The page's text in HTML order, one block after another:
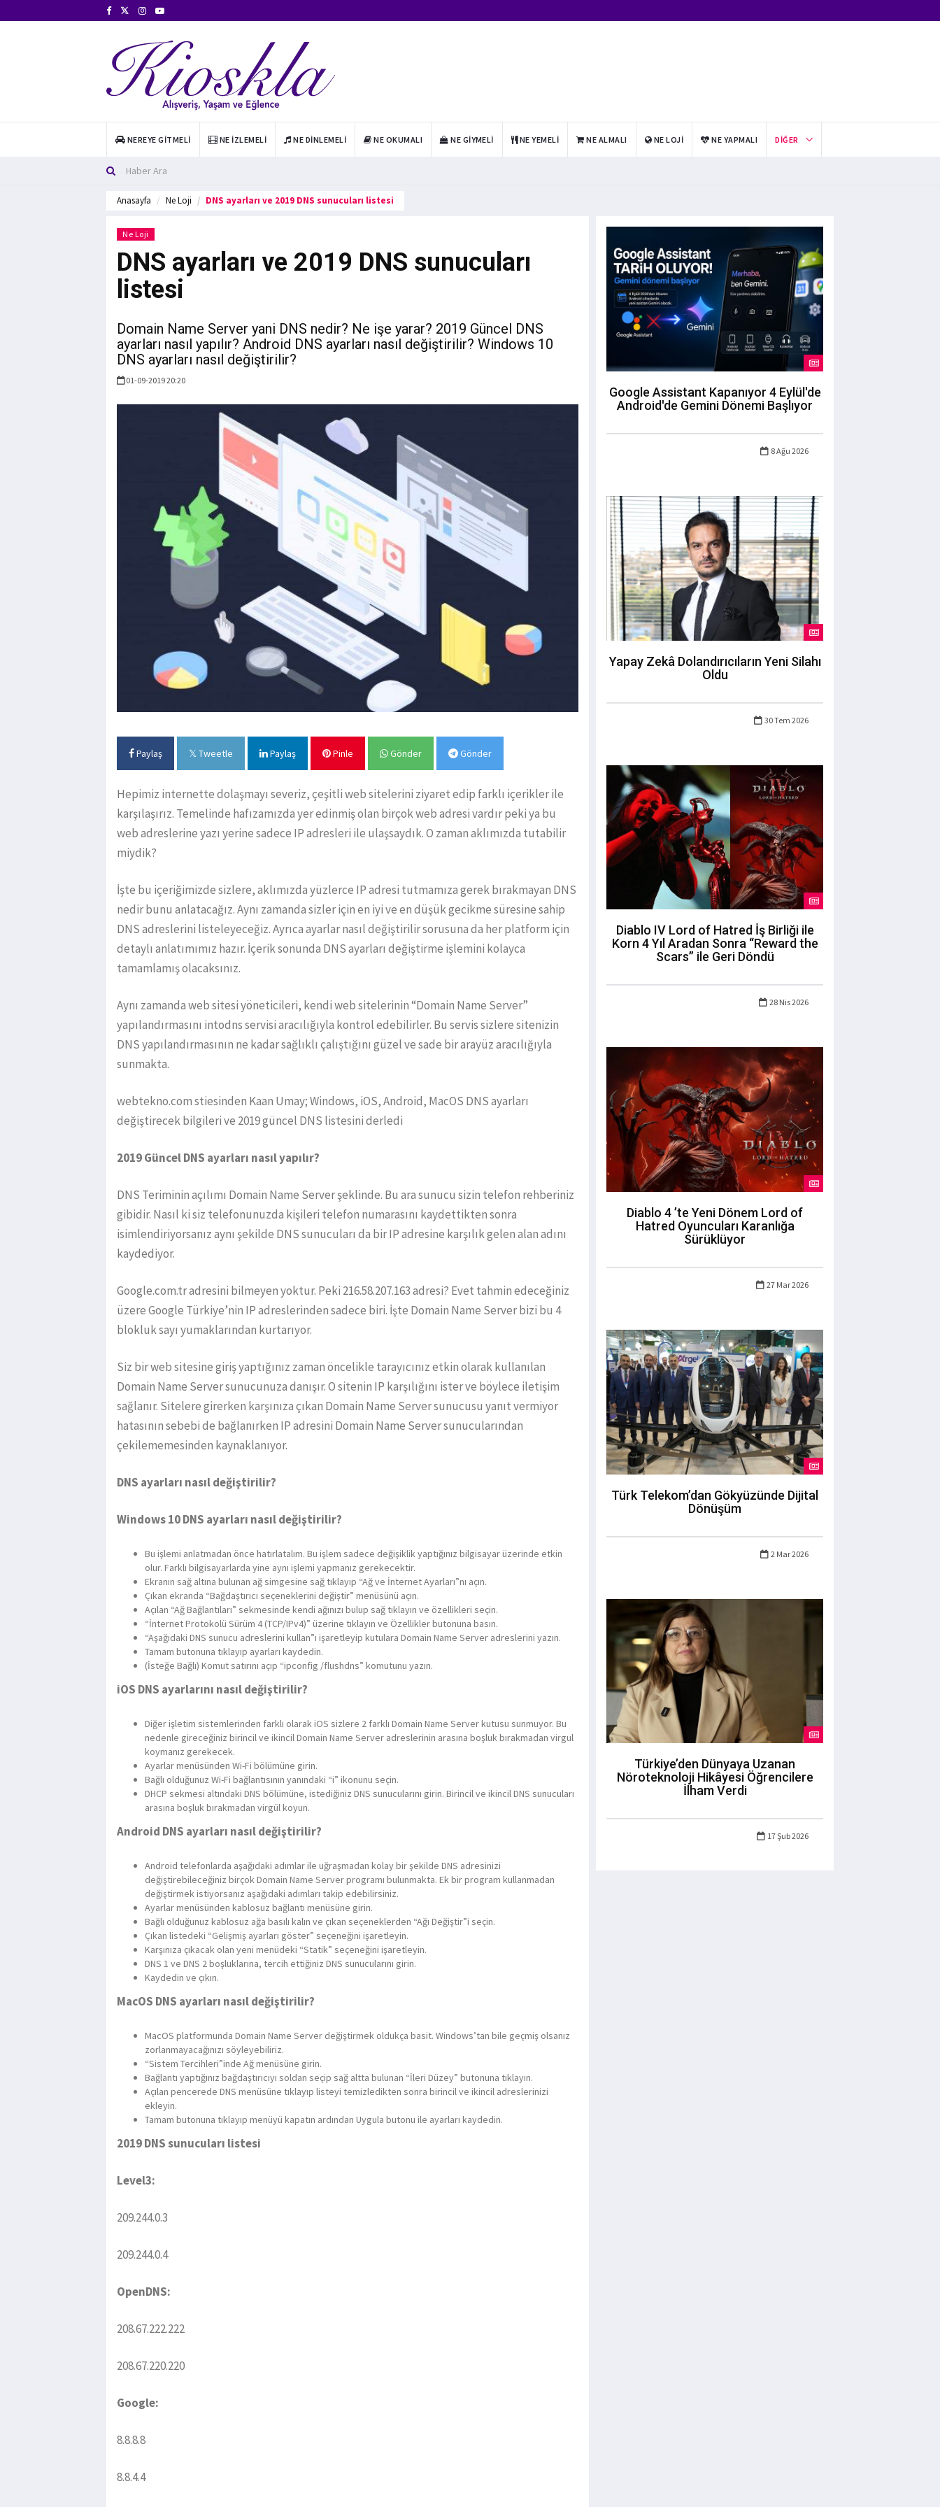
NEREYE GITMELI NE İZLEMELI NE DINLEMELI NE OKUMALI NE GIYMELI NE YEMELI NE ALMALI NE LOJI NE YAPMALI DIĞER
Anasayfa Ne Loji DNS ayarları ve 2019 DNS sunucuları listesi
Ne Loji
DNS ayarları ve 2019 DNS sunucuları
listesi
Domain Name Server yani DNS nedir? Ne işe yarar? 2019 Güncel DNS
ayarları nasıl yapılır? Android DNS ayarları nasıl değiştirilir? Windows 10
DNS ayarları nasıl değiştirilir?
01-09-2019 20:20
Paylaş Tweetle Paylaş Pinle Gönder Gönder
Hepimiz internette dolaşmayı severiz, çeşitli web sitelerini ziyaret edip farklı içerikler ile
karşılaşırız. Temelinde hafızamızda yer edinmiş olan birçok web adresi vardır peki ya bu
web adreslerine yazı yerine sadece IP adresleri ile ulaşsaydık. O zaman aklımızda tutabilir
miydik?
İşte bu içeriğimizde sizlere, aklımızda yüzlerce IP adresi tutmamıza gerek bırakmayan DNS
nedir bunu anlatacağız. Aynı zamanda sizler için en iyi ve en düşük gecikme süresine sahip
DNS adreslerini listeleyeceğiz. Ayrıca ayarlar nasıl değiştirilir sorusuna da her platform için
detaylı anlatımımız hazır. İçerik sonunda DNS ayarları değiştirme işlemini kolayca
tamamlamış olacaksınız.
Aynı zamanda web sitesi yöneticileri, kendi web sitelerinin “Domain Name Server”
yapılandırmasını intodns servisi aracılığıyla kontrol edebilirler. Bu servis sizlere sitenizin
DNS yapılandırmasının ne kadar sağlıklı çalıştığını güzel ve sade bir arayüz aracılığıyla
sunmakta.
webtekno.com stiesinden Kaan Umay; Windows, iOS, Android, MacOS DNS ayarları
değiştirecek bilgileri ve 2019 güncel DNS listesini derledi
2019 Güncel DNS ayarları nasıl yapılır?
DNS Teriminin açılımı Domain Name Server şeklinde. Bu ara sunucu sizin telefon rehberiniz
gibidir. Nasıl ki siz telefonunuzda kişileri telefon numarasını kaydettikten sonra
isimlendiriyorsanız aynı şekilde DNS sunucuları da bir IP adresine karşılık gelen alan adını
kaydediyor.
Google.com.tr adresini bilmeyen yoktur. Peki 216.58.207.163 adresi? Evet tahmin edeceğiniz
üzere Google Türkiye’nin IP adreslerinden sadece biri. İşte Domain Name Server bizi bu 4
blokluk sayı yumaklarından kurtarıyor.
Siz bir web sitesine giriş yaptığınız zaman öncelikle tarayıcınız etkin olarak kullanılan
Domain Name Server sunucunuza danışır. O sitenin IP karşılığını ister ve böylece iletişim
sağlanır. Sitelere girerken karşınıza çıkan Domain Name Server sunucusu yanıt vermiyor
hatasının sebebi de bağlanırken IP adresini Domain Name Server sunucularından
çekilememesinden kaynaklanıyor.
DNS ayarları nasıl değiştirilir?
Windows 10 DNS ayarları nasıl değiştirilir?
Bu işlemi anlatmadan önce hatırlatalım. Bu işlem sadece değişiklik yaptığınız bilgisayar üzerinde etkin
olur. Farklı bilgisayarlarda yine aynı işlemi yapmanız gerekecektir.
Ekranın sağ altına bulunan ağ simgesine sağ tıklayıp “Ağ ve İnternet Ayarları”nı açın.
Çıkan ekranda “Bağdaştırıcı seçeneklerini değiştir” menüsünü açın.
Açılan “Ağ Bağlantıları” sekmesinde kendi ağınızı bulup sağ tıklayın ve özellikleri seçin.
“İnternet Protokolü Sürüm 4 (TCP/IPv4)” üzerine tıklayın ve Özellikler butonuna basın.
“Aşağıdaki DNS sunucu adreslerini kullan”ı işaretleyip kutulara Domain Name Server adreslerini yazın.
Tamam butonuna tıklayıp ayarları kaydedin.
(İsteğe Bağlı) Komut satırını açıp “ipconfig /flushdns” komutunu yazın.
iOS DNS ayarlarını nasıl değiştirilir?
Diğer işletim sistemlerinden farklı olarak iOS sizlere 2 farklı Domain Name Server kutusu sunmuyor. Bu
nedenle gireceğiniz birincil ve ikincil Domain Name Server adreslerinin arasına boşluk bırakmadan virgul
koymanız gerekecek.
Ayarlar menüsünden Wi-Fi bölümüne girin.
Bağlı olduğunuz Wi-Fi bağlantısının yanındaki “i” ikonunu seçin.
DHCP sekmesi altındaki DNS bölümüne, istediğiniz DNS sunucularını girin. Birincil ve ikincil DNS sunucuları
arasına boşluk bırakmadan virgül koyun.
Android DNS ayarları nasıl değiştirilir?
Android telefonlarda aşağıdaki adımlar ile uğraşmadan kolay bir şekilde DNS adresinizi
değiştirebileceğiniz birçok Domain Name Server programı bulunmakta. Ek bir program kullanmadan
değiştirmek istiyorsanız aşağıdaki adımları takip edebilirsiniz.
Ayarlar menüsünden kablosuz bağlantı menüsüne girin.
Bağlı olduğunuz kablosuz ağa basılı kalın ve çıkan seçeneklerden “Ağı Değiştir”i seçin.
Çıkan listedeki “Gelişmiş ayarları göster” seçeneğini işaretleyin.
Karşınıza çıkacak olan yeni menüdeki “Statik” seçeneğini işaretleyin.
DNS 1 ve DNS 2 boşluklarına, tercih ettiğiniz DNS sunucularını girin.
Kaydedin ve çıkın.
MacOS DNS ayarları nasıl değiştirilir?
MacOS platformunda Domain Name Server değiştirmek oldukça basit. Windows’tan bile geçmiş olsanız
zorlanmayacağınızı söyleyebiliriz.
“Sistem Tercihleri”inde Ağ menüsüne girin.
Bağlantı yaptığınız bağdaştırıcıyı soldan seçip sağ altta bulunan “İleri Düzey” butonuna tıklayın.
Açılan pencerede DNS menüsüne tıklayıp listeyi temizledikten sonra birincil ve ikincil adreslerinizi
ekleyin.
Tamam butonuna tıklayıp menüyü kapatın ardından Uygula butonu ile ayarları kaydedin.
2019 DNS sunucuları listesi
Level3:
209.244.0.3
209.244.0.4
OpenDNS:
208.67.222.222
208.67.220.220
Google:
8.8.8.8
8.8.4.4
Google Assistant Kapanıyor 4 Eylül'de
Android'de Gemini Dönemi Başlıyor
8 Ağu 2026
Yapay Zekâ Dolandırıcıların Yeni Silahı
Oldu
30 Tem 2026
Diablo IV Lord of Hatred İş Birliği ile
Korn 4 Yıl Aradan Sonra “Reward the
Scars” ile Geri Döndü
28 Nis 2026
Diablo 4 ’te Yeni Dönem Lord of
Hatred Oyuncuları Karanlığa
Sürüklüyor
27 Mar 2026
Türk Telekom’dan Gökyüzünde Dijital
Dönüşüm
2 Mar 2026
Türkiye’den Dünyaya Uzanan
Nöroteknoloji Hikâyesi Öğrencilere
İlham Verdi
17 Şub 2026